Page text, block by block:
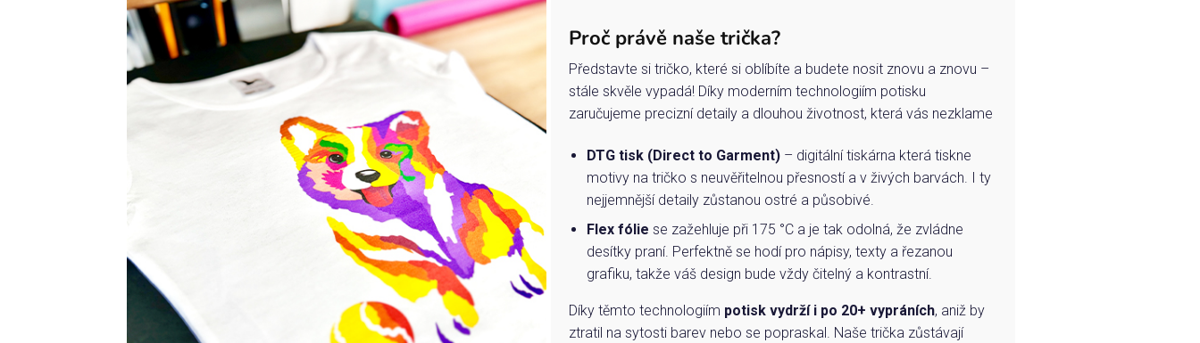
Proč právě naše trička?
Představte si tričko, které si oblíbíte a budete nosit znovu a znovu –
stále skvěle vypadá! Díky moderním technologiím potisku
zaručujeme precizní detaily a dlouhou životnost, která vás nezklame
DTG tisk (Direct to Garment)– digitální tiskárna která tiskne
motivy na tričko s neuvěřitelnou přesností a v živých barvách. I ty
nejjemnější detaily zůstanou ostré a působivé.
Flex fólie se zažehluje při 175 °C a je tak odolná, že zvládne
desítky praní. Perfektně se hodí pro nápisy, texty a řezanou
grafiku, takže váš design bude vždy čitelný a kontrastní.
Díky těmto technologiím potisk vydrží i po 20+ vypráních, aniž by
ztratil na sytosti barev nebo se popraskal. Naše trička zůstávají